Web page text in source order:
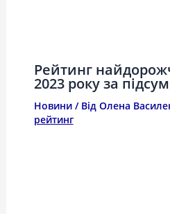
Рейтинг
2023 року за
Новини/ Від Олена
рейтинг